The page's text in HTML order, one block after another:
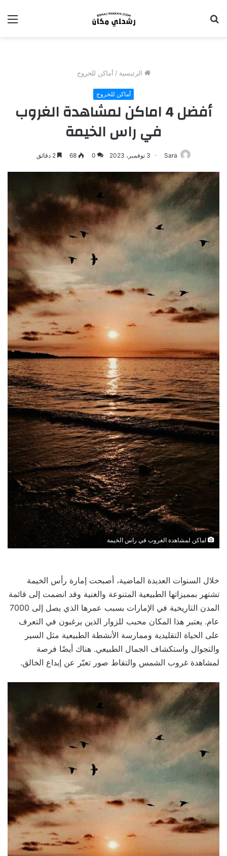
الرئيسية / أماكن للخروج
أماكن للخروج
أفضل 4 اماكن لمشاهدة الغروب
في راس الخيمة
Sara 3 نوفمبر، 2023 0
68
اماكن لمشاهدة الغروب في راس الخيمة
خلال السنوات العديدة الماضية، أصبحت إمارة رأس الخيمة
تشتهر بمميزاتها الطبيعية المتنوعة والغنية وقد انضمت إلى قائمة
المدن التاريخية في الإمارات بسبب عمرها الذي يصل إلى 7000
عام. يعتبر هذا المكان محبب للزوار الذين يرغبون في التعرف
على الحياة التقليدية وممارسة الأنشطة الطبيعية مثل السير
والتجوال واستكشاف الجمال الطبيعي. هناك أيضًا فرصة
لمشاهدة غروب الشمس والتقاط صور تعبّر عن إبداع الخالق.